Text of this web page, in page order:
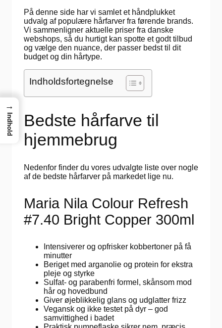
På denne side har vi samlet et håndplukket
udvalg af populære hårfarver fra førende brands.
Vi sammenligner aktuelle priser fra danske
webshops, så du hurtigt kan spotte et godt tilbud
og vælge den nuance, der passer bedst til dit
budget og din hårtype.
Indholdsfortegnelse
Bedste hårfarve til
hjemmebrug
Nedenfor finder du vores udvalgte liste over nogle
af de bedste hårfarver på markedet lige nu.
Maria Nila Colour Refresh
#7.40 Bright Copper 300ml
Intensiverer og opfrisker kobbertoner på få
minutter
Beriget med arganolie og protein for ekstra
pleje og styrke
Sulfat- og parabenfri formel, skånsom mod
hår og hovedbund
Giver øjeblikkelig glans og udglatter frizz
Vegansk og ikke testet på dyr – god
samvittighed i badet
→
Indhold